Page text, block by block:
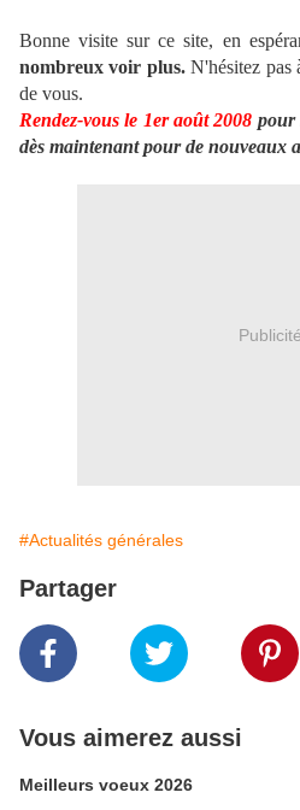
Bonne visite sur ce site, en
nombreux voir plus.N'hésitez pas
de vous.
Rendez-vous le 1er août 2008 pour
dès maintenant pour de nouveaux
Publicité
#Actualités générales
Partager
Vous aimerez aussi
Meilleurs voeux 2026